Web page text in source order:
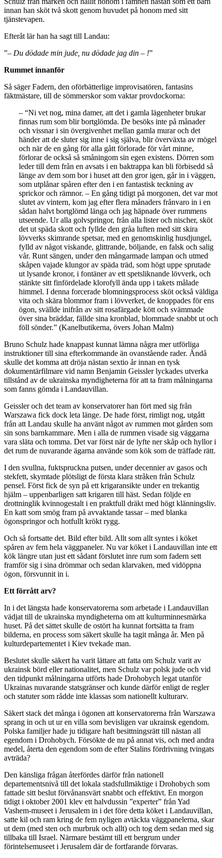
innan han sköt två skott genom huvudet på honom med sitt
tjänstevapen.
Efteråt lär han ha sagt till Landau:
”– Du dödade min jude, nu dödade jag din – !”
Rummet innanför
Så säger Fadern, den oförbätterlige improvisatören, fantasins
fäktmästare, till de sömmerskor som vaktar provdockorna:
– “Ni vet nog, mina damer, att det i gamla lägenheter brukar
finnas rum som blir bortglömda. De besöks inte på månader
och vissnar i sin övergivenhet mellan gamla murar och det
händer att de sluter sig inne i sig själva, blir överväxta av mögel
och när de en gång för alla gått förlorade för vårt minne,
förlorar de också så småningom sin egen existens. Dörren som
leder till dem från en avsats i en baktrappa kan bli förbisedd så
länge av dem som bor i huset att den gror igen, går in i väggen,
som utplånar spåren efter den i en fantastisk teckning av
sprickor och rämnor. – En gång tidigt på morgonen, det var mot
slutet av vintern, kom jag efter flera månaders frånvaro in i en
sådan halvt bortglömd länga och jag häpnade över rummens
utseende. Ur alla golvspringor, från alla lister och nischer, sköt
det ut späda skott och fyllde den gråa luften med sitt skira
lövverks skimrande spetsar, med en genomskinlig husdjungel,
fylld av något viskande, glittrande, böljande, en falsk och salig
vår. Runt sängen, under den mångarmade lampan och utmed
skåpen vajade klungor av späda träd, som högt uppe sprutade
ut lysande kronor, i fontäner av ett spetsliknande lövverk, och
stänkte sitt finfördelade klorofyll ända upp i takets målade
himmel. I denna forcerade blomningsprocess sköt också väldiga
vita och skära blommor fram i lövverket, de knoppades för ens
ögon, svällde inifrån av sitt rosafärgade kött och svämmade
över sina bräddar, fällde sina kronblad, blommade snabbt ut och
föll sönder.” (Kanelbutikerna, övers Johan Malm)
Bruno Schulz hade knappast kunnat lämna några mer utförliga
instruktioner till sina efterkommande än ovanstående rader. Ändå
skulle det komma att dröja nästan sextio år innan en tysk
dokumentärfilmare vid namn Benjamin Geissler lyckades utverka
tillstånd av de ukrainska myndigheterna för att ta fram målningarna
som fanns gömda i Landauvillan.
Geissler och det team av konservatorer han fört med sig från
Warszawa fick dock leta länge. De hade först, rimligt nog, utgått
från att Landau skulle ha använt något av rummen mot gården som
sin sons barnkammare. Men i alla de rummen visade sig väggarna
vara släta och tomma. Det var först när de lyfte ner skåp och hyllor i
det rum de nuvarande ägarna använde som kök som de träffade rätt.
I den svullna, fuktspruckna putsen, under decennier av gasos och
stekfett, skymtade plötsligt de första klara stråken från Schulz
pensel. Först fick de syn på ett krigaransikte under en trekantig
hjälm – uppenbarligen satt krigaren till häst. Sedan följde en
drottninglik kvinnogestalt i en praktfull dräkt med högt klänningsliv.
En katt som smög fram på avvaktande tassar – med blanka
ögonspringor och hotfullt krökt rygg.
Och så fortsatte det. Bild efter bild. Allt som allt syntes i köket
spåren av fem hela väggpaneler. Nu var köket i Landauvillan inte ett
kök längre utan just ett sådant förslutet inre rum som fadern sett
framför sig i sina drömmar och sedan klarvaken, med vidöppna
ögon, försvunnit in i.
Ett förrått arv?
In i det längsta hade konservatorerna som arbetade i Landauvillan
vädjat till de ukrainska myndigheterna om att kulturminnesmärka
huset. På det sättet skulle de ostört ha kunnat fortsätta ta fram
bilderna, en process som säkert skulle ha tagit många år. Men på
kulturdepartementet i Kiev tvekade man.
Beslutet skulle säkert ha varit lättare att fatta om Schulz varit av
ukrainsk börd eller nationalitet, men Schulz var polsk jude och vid
den tidpunkt målningarna utförts hade Drohobych legat utanför
Ukrainas nuvarande statsgränser och kunde därför enligt de regler
och statuter som rådde inte klassas som nationellt kulturarv.
Säkert stack det många i ögonen att konservatorerna från Warszawa
sprang in och ut ur en villa som bevisligen var ukrainsk egendom.
Polska familjer hade ju tidigare haft besittningsrätt till nästan all
egendom i Drohobych. Försökte de nu på annat vis, och med andra
medel, återta den egendom som de efter Stalins fördrivning tvingats
avträda?
Den känsliga frågan återfördes därför från nationell
departementsnivå till det lokala stadsfullmäktige i Drohobych som
fattade sitt beslut förvånansvärt snabbt och effektivt. En morgon
tidigt i oktober 2001 klev ett halvdussin ”experter” från Yad
Vashem-museet i Jerusalem in i det före detta köket i Landauvillan,
satte kil och ram kring de fem nyligen avtäckta väggpanelerna, skar
ut dem (med sten och murbruk och allt) och tog dem sedan med sig
tillbaka till Israel. Närmare bestämt till ett bergrum under
förintelsemuseet i Jerusalem där de fortfarande förvaras.